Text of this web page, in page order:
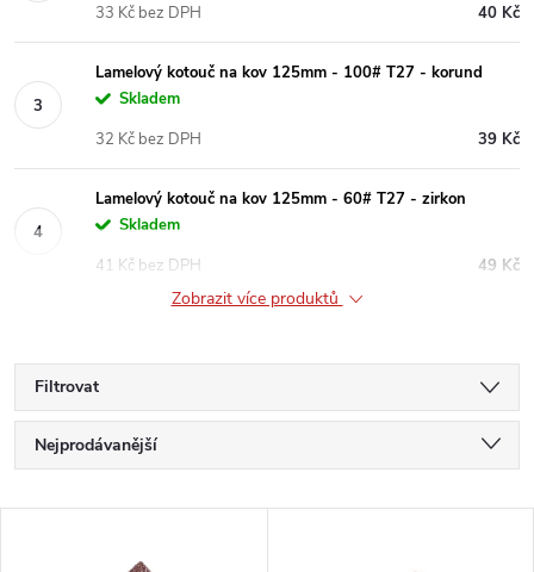
40 Kč
33 Kč bez DPH
Lamelový kotouč na kov 125mm - 100# T27 - korund
Skladem
39 Kč
32 Kč bez DPH
Lamelový kotouč na kov 125mm - 60# T27 - zirkon
Skladem
49 Kč
41 Kč bez DPH
Zobrazit více produktů
Filtrovat
Ř
a
Nejprodávanější